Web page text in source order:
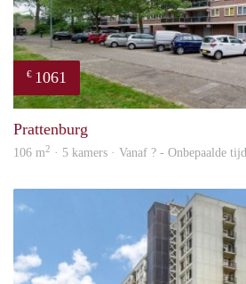
€ 1061
Prattenburg
106 m2 · 5 kamers · Vanaf ? - Onbepaalde tijd